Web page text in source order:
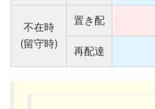
不在時
(留守時)
置き配
再配達